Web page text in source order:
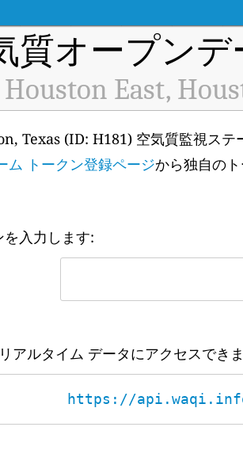
質オープン
Houston East,
Texas (ID: H181) 空気質監視ス
ム トークン登録ページから独自の
入力します:
アルタイム データにアクセスできま
https://api.waqi.info/